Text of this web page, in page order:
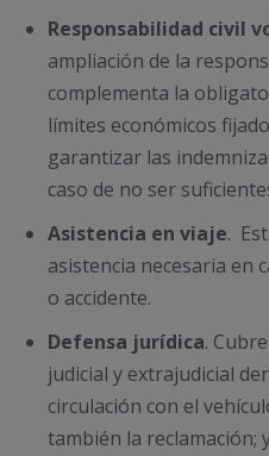
Responsabilidad civil
ampliación de la
complementa la
límites económicos
garantizar las
caso de no ser
Asistencia en viaje.
asistencia necesaria en
o accidente.
Defensa jurídica.
judicial y extrajudicial
circulación con el
también la reclamación;